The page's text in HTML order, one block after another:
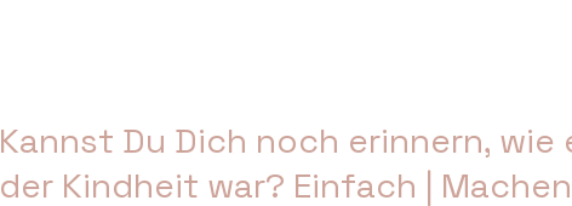
Kannst Du Dich noch erinnern,
der Kindheit war? Einfach |